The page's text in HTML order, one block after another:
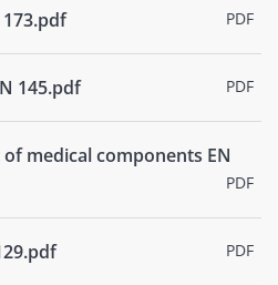
PDF
145.pdf PDF
medical components EN
PDF
PDF